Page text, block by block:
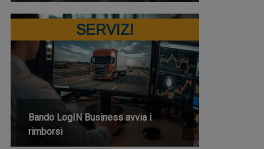
SERVIZI
Bando LogIN Business avvia i
rimborsi